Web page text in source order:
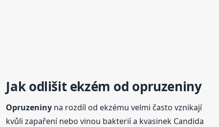
Jak odlišit ekzém od opruzeniny
Opruzeniny na rozdíl od ekzému velmi často vznikají
kvůli zapaření nebo vinou bakterií a kvasinek Candida